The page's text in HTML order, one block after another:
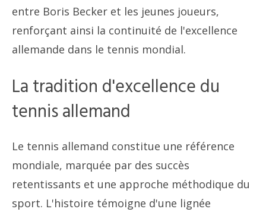
entre Boris Becker et les jeunes joueurs,
renforçant ainsi la continuité de l'excellence
allemande dans le tennis mondial.
La tradition d'excellence du
tennis allemand
Le tennis allemand constitue une référence
mondiale, marquée par des succès
retentissants et une approche méthodique du
sport. L'histoire témoigne d'une lignée